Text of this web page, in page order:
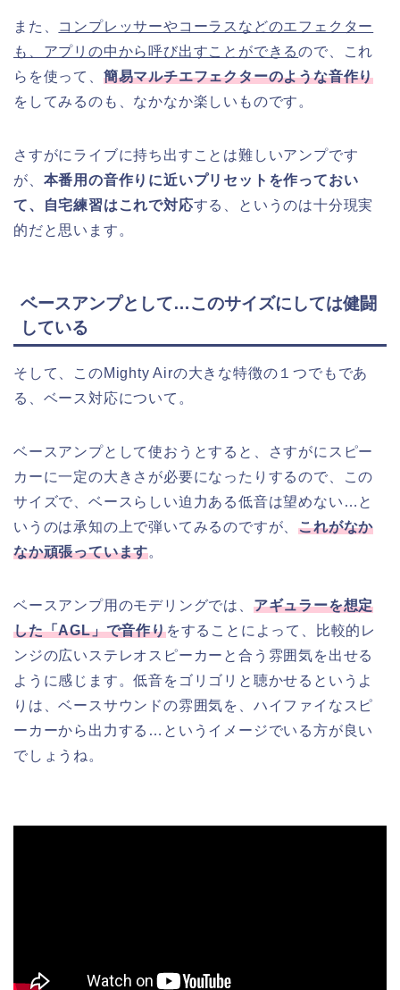
また、 コンプレッサーやコーラスなどのエフェクター
も、アプリの中から呼び出すことができるので、これ
らを使って、 簡易マルチエフェクターのような音作り
をしてみるのも、なかなか楽しいものです。
さすがにライブに持ち出すことは難しいアンプです
が、 本番用の音作りに近いプリセットを作っておい
て、自宅練習はこれで対応する、というのは十分現実
的だと思います。
ベースアンプとして…このサイズにしては健闘
している
そして、このMighty Airの大きな特徴の１つでもであ
る、ベース対応について。
ベースアンプとして使おうとすると、さすがにスピー
カーに一定の大きさが必要になったりするので、この
サイズで、ベースらしい迫力ある低音は望めない…と
いうのは承知の上で弾いてみるのですが、これがなか
なか頑張っています。
ベースアンプ用のモデリングでは、 アギュラーを想定
した「AGL」で音作りをすることによって、比較的レ
ンジの広いステレオスピーカーと合う雰囲気を出せる
ように感じます。低音をゴリゴリと聴かせるというよ
りは、ベースサウンドの雰囲気を、ハイファイなスピ
ーカーから出力する…というイメージでいる方が良い
でしょうね。